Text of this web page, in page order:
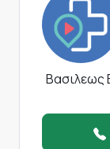
Βασιλεως